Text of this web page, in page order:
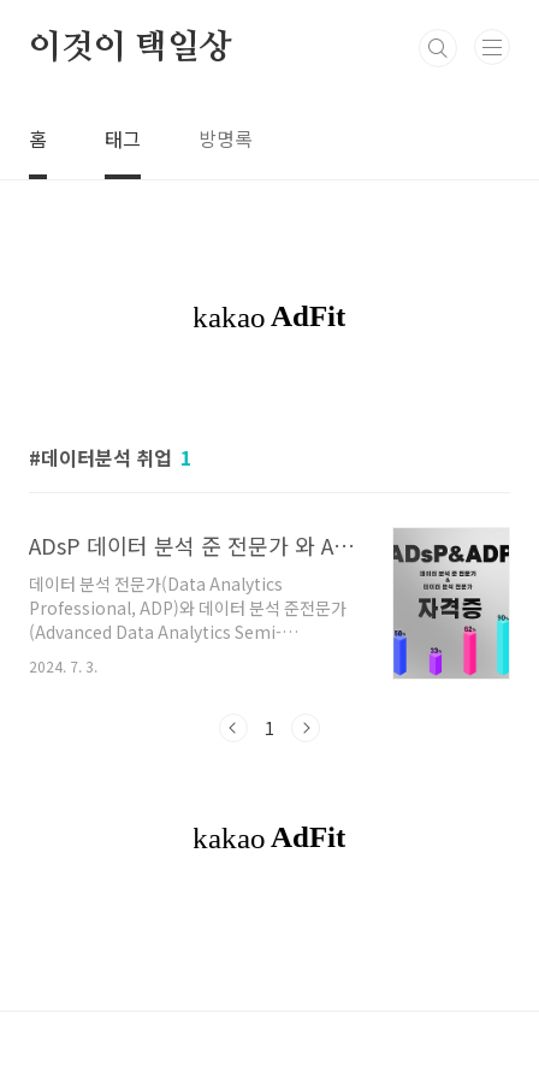
이것이 택일상
홈 태그 방명록
데이터분석 취업 1
ADsP 데이터 분석 준 전문가 와 ADP 전문가 취업 및 연봉 자격증 정보
데이터 분석 전문가(Data Analytics
Professional, ADP)와 데이터 분석 준전문가
(Advanced Data Analytics Semi-
Professional, ADsP) 자격증은 데이터 분석 분
야에서 커리어를 쌓고자 하는 이들에게 매우 유
가와 전문가 레벨로 나뉘어, 학습과 실무에서의
연봉 전망에 대해 살펴보겠습니다. 목차1.
ADsP 자격증이란?2. ADsP 취득 방법3. ADsP
2024. 7. 3.
1